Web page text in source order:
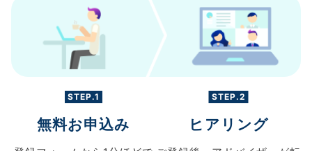
STEP.1
無料お申込み
STEP.2
ヒアリング